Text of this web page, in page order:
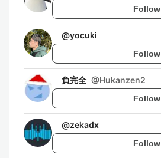
Follow
@yocuki
Follow
負完全 @Hukanzen2
Follow
@zekadx
Follow